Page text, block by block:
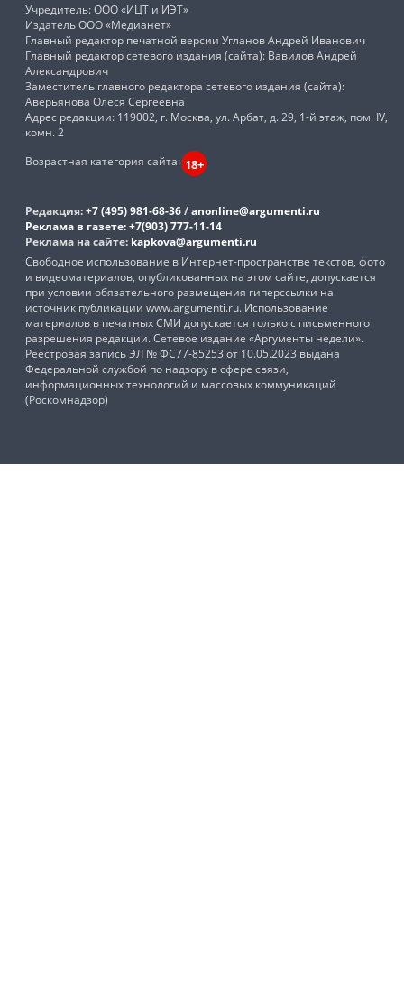
Учредитель: ООО «ИЦТ и ИЭТ»
Издатель ООО «Медианет»
Главный редактор печатной версии Угланов Андрей Иванович
Главный редактор сетевого издания (сайта): Вавилов Андрей
Александрович
Заместитель главного редактора сетевого издания (сайта):
Аверьянова Олеся Сергеевна
Адрес редакции: 119002, г. Москва, ул. Арбат, д. 29, 1-й этаж, пом. IV,
комн. 2
Возрастная категория сайта: 18+
Редакция:+7 (495) 981-68-36/anonline@argumenti.ru
Реклама в газете:+7(903) 777-11-14
Реклама на сайте: kapkova@argumenti.ru
Свободное использование в Интернет-пространстве текстов, фото
и видеоматериалов, опубликованных на этом сайте, допускается
при условии обязательного размещения гиперссылки на
источник публикации www.argumenti.ru. Использование
материалов в печатных СМИ допускается только с письменного
разрешения редакции. Сетевое издание «Аргументы недели».
Реестровая запись ЭЛ № ФС77-85253 от 10.05.2023 выдана
Федеральной службой по надзору в сфере связи,
информационных технологий и массовых коммуникаций
(Роскомнадзор)